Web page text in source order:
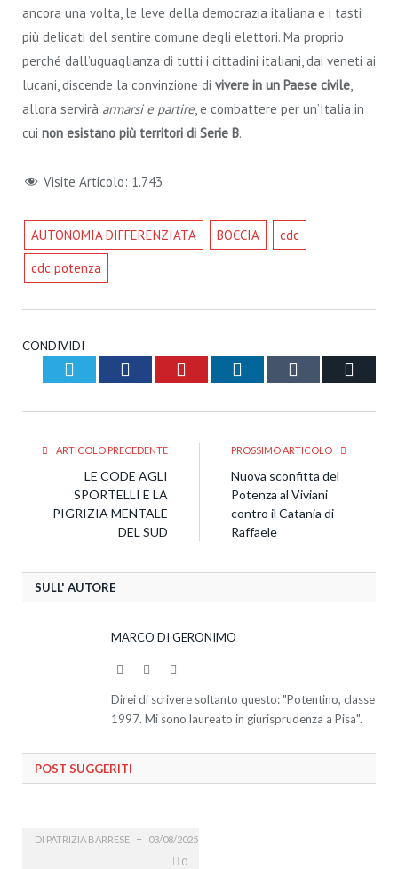
ancora una volta, le leve della democrazia italiana e i tasti
più delicati del sentire comune degli elettori. Ma proprio
perché dall’uguaglianza di tutti i cittadini italiani, dai veneti ai
lucani, discende la convinzione di vivere in un Paese civile,
allora servirà armarsi e partire, e combattere per un’Italia in
cui non esistano più territori di Serie B.
Visite Articolo: 1.743
AUTONOMIA DIFFERENZIATA BOCCIA
cdc
cdc potenza
CONDIVIDI
Twitter Facebook Pinterest LinkedIn Tumblr
ARTICOLO PRECEDENTE
LE CODE AGLI
SPORTELLI E LA
PIGRIZIA MENTALE
DEL SUD
PROSSIMO ARTICOLO
Nuova sconfitta del
Potenza al Viviani
contro il Catania di
Raffaele
SULL' AUTORE
MARCO DI GERONIMO
WebsiteFacebook
Direi di scrivere soltanto questo: "Potentino, classe
1997. Mi sono laureato in giurisprudenza a Pisa".
POST SUGGERITI
DI PATRIZIA BARRESE
03/08/2025
0